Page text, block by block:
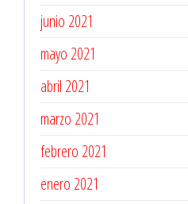
junio 2021
mayo 2021
abril 2021
marzo 2021
febrero 2021
enero 2021